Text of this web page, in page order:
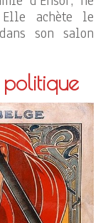
achète le
son salon